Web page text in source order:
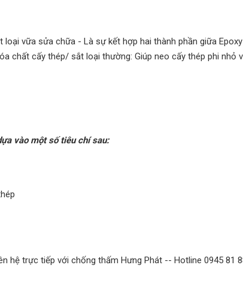
vữa sửa chữa - Là sự kết hợp hai thành phần giữa
cấy thép/ sắt loại thường: Giúp neo cấy thép phi nhỏ
vào một số tiêu chí sau:
hệ trực tiếp với chống thấm Hưng Phát -- Hotline 0945 81